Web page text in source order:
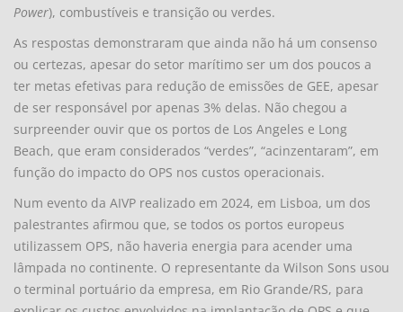
Power), combustíveis e transição ou verdes.
As respostas demonstraram que ainda não há um consenso
ou certezas, apesar do setor marítimo ser um dos poucos a
ter metas efetivas para redução de emissões de GEE, apesar
de ser responsável por apenas 3% delas. Não chegou a
surpreender ouvir que os portos de Los Angeles e Long
Beach, que eram considerados “verdes”, “acinzentaram”, em
função do impacto do OPS nos custos operacionais.
Num evento da AIVP realizado em 2024, em Lisboa, um dos
palestrantes afirmou que, se todos os portos europeus
utilizassem OPS, não haveria energia para acender uma
lâmpada no continente. O representante da Wilson Sons usou
o terminal portuário da empresa, em Rio Grande/RS, para